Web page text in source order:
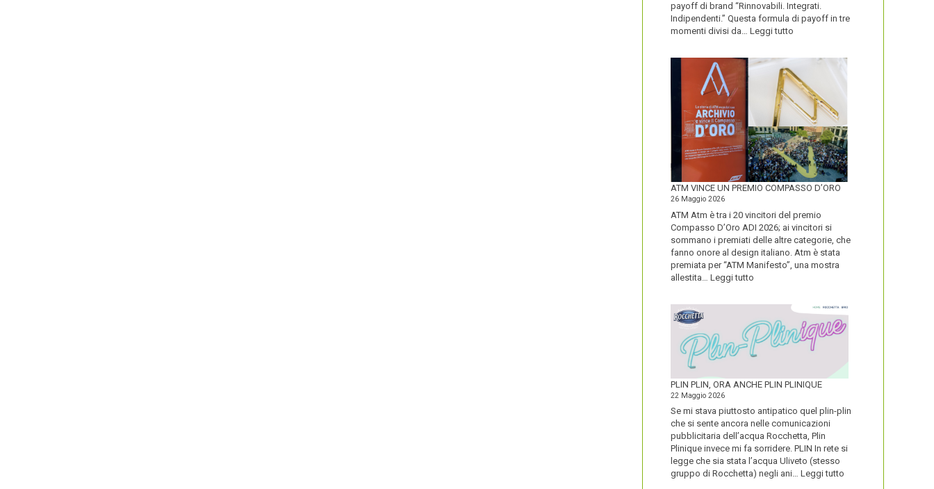
payoff di brand “Rinnovabili. Integrati.
Indipendenti.” Questa formula di payoff in tre
momenti divisi da… Leggi tutto
LOGO
DOLOMITI
ENERGIA
MOSTRA
LA
SUA
IDENTITÀ
PIÚ
FORTE
ATM VINCE UN PREMIO COMPASSO D’ORO
26 Maggio 2026
ATM Atm è tra i 20 vincitori del premio
Compasso D’Oro ADI 2026; ai vincitori si
sommano i premiati delle altre categorie, che
fanno onore al design italiano. Atm è stata
premiata per “ATM Manifesto”, una mostra
allestita… Leggi tutto
PREMIO
COMPASSO
D’ORO
PLIN PLIN, ORA ANCHE PLIN PLINIQUE
22 Maggio 2026
Se mi stava piuttosto antipatico quel plin-plin
che si sente ancora nelle comunicazioni
pubblicitaria dell’acqua Rocchetta, Plin
Plinique invece mi fa sorridere. PLIN In rete si
legge che sia stata l’acqua Uliveto (stesso
gruppo di Rocchetta) negli ani… Leggi tutto